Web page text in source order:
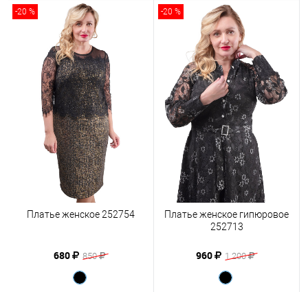
-20 %
Платье женское 252754
680 850
-20 %
Платье женское гипюровое
252713
960 1 200